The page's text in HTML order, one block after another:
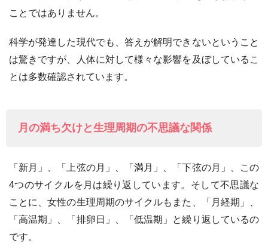
ことではありません。
科学が発達した現代でも、答えが解明できないということ
は驚きですが、人体に対して様々な影響を及ぼしているこ
とは多数確認されています。
月の満ち欠けと生理周期の不思議な関係
「新月」、「上弦の月」、「満月」、「下弦の月」、この
4つのサイクルを月は繰り返しています。そして不思議な
ことに、女性の生理周期のサイクルもまた、「月経期」、
「高温期」、「排卵日」、「低温期」と繰り返しているの
です。